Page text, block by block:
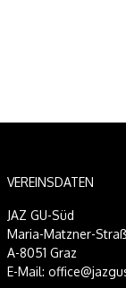
VEREINSDATEN
JAZ GU-Süd
Maria-Matzner-
A-8051 Graz
E-Mail: